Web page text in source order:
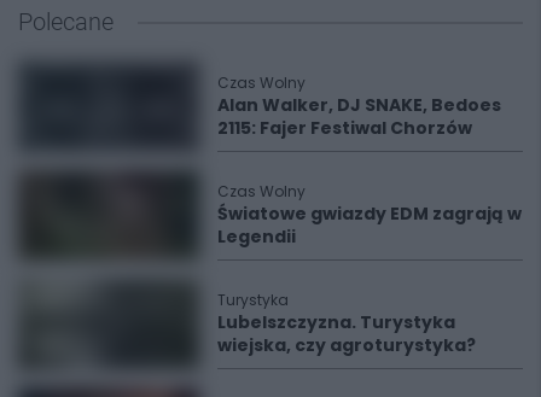
Polecane
Czas Wolny
Alan Walker, DJ SNAKE, Bedoes
2115: Fajer Festiwal Chorzów
Czas Wolny
Światowe gwiazdy EDM zagrają w
Legendii
Turystyka
Lubelszczyzna. Turystyka
wiejska, czy agroturystyka?